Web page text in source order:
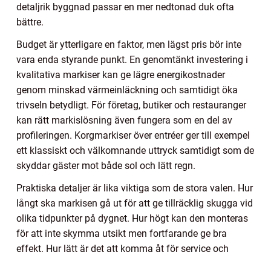
detaljrik byggnad passar en mer nedtonad duk ofta
bättre.
Budget är ytterligare en faktor, men lägst pris bör inte
vara enda styrande punkt. En genomtänkt investering i
kvalitativa markiser kan ge lägre energikostnader
genom minskad värmeinläckning och samtidigt öka
trivseln betydligt. För företag, butiker och restauranger
kan rätt markislösning även fungera som en del av
profileringen. Korgmarkiser över entréer ger till exempel
ett klassiskt och välkomnande uttryck samtidigt som de
skyddar gäster mot både sol och lätt regn.
Praktiska detaljer är lika viktiga som de stora valen. Hur
långt ska markisen gå ut för att ge tillräcklig skugga vid
olika tidpunkter på dygnet. Hur högt kan den monteras
för att inte skymma utsikt men fortfarande ge bra
effekt. Hur lätt är det att komma åt för service och